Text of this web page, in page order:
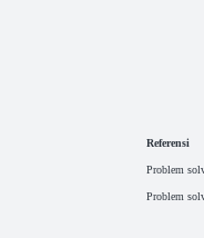
Referensi
Problem
Problem